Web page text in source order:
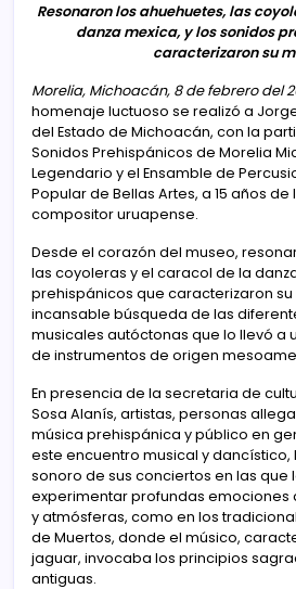
Resonaron los ahuehuetes, las
danza mexica, y los sonidos
caracterizaron su
Morelia, Michoacán, 8 de febrero del
homenaje luctuoso se realizó a
del Estado de Michoacán, con la
Sonidos Prehispánicos de Morelia
Legendario y el Ensamble de
Popular de Bellas Artes, a 15 años
compositor uruapense.
Desde el corazón del museo,
las coyoleras y el caracol de la
prehispánicos que caracterizaron su
incansable búsqueda de las
musicales autóctonas que lo llevó a
de instrumentos de origen
En presencia de la secretaria de
Sosa Alanís, artistas, personas
música prehispánica y público en
este encuentro musical y dancístico,
sonoro de sus conciertos en las
experimentar profundas emociones
y atmósferas, como en los
de Muertos, donde el músico,
jaguar, invocaba los principios
antiguas.